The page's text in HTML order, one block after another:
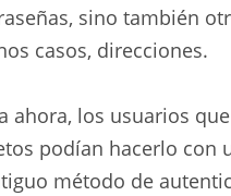
sino también
casos, direcciones.
ahora, los usuarios
podían hacerlo con
método de